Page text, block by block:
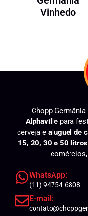
Vinhedo
WhatsApp:
(11) 94754-6808
E-mail:
Chopp Germânia
Alphavillepara
cerveja e aluguel de
15, 20, 30 e 50 litros